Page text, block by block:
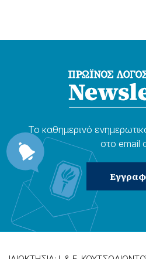
Το καθημερɩνό
στο email